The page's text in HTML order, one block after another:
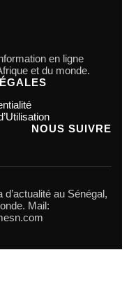
en ligne
et du monde.
NOUS SUIVRE
au Sénégal,
Mail: